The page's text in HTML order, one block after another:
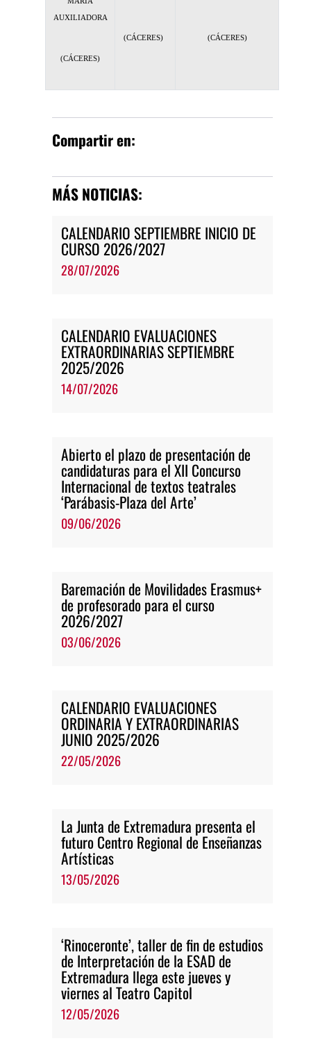
AUXILIADORA
(CÁCERES)
(CÁCERES) (CÁCERES)
Compartir en:
MÁS NOTICIAS:
CALENDARIO SEPTIEMBRE INICIO DE
CURSO 2026/2027
28/07/2026
CALENDARIO EVALUACIONES
EXTRAORDINARIAS SEPTIEMBRE
2025/2026
14/07/2026
Abierto el plazo de presentación de
candidaturas para el XII Concurso
Internacional de textos teatrales
‘Parábasis-Plaza del Arte’
09/06/2026
Baremación de Movilidades Erasmus+
de profesorado para el curso
2026/2027
03/06/2026
CALENDARIO EVALUACIONES
ORDINARIA Y EXTRAORDINARIAS
JUNIO 2025/2026
22/05/2026
La Junta de Extremadura presenta el
futuro Centro Regional de Enseñanzas
Artísticas
13/05/2026
‘Rinoceronte’, taller de fin de estudios
de Interpretación de la ESAD de
Extremadura llega este jueves y
viernes al Teatro Capitol
12/05/2026